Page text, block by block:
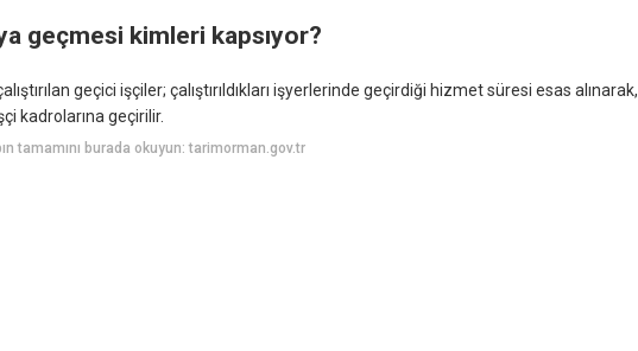
geçmesi kimleri kapsıyor?
geçici işçiler; çalıştırıldıkları işyerlerinde geçirdiği hizmet süresi esas alınarak,
kadrolarına geçirilir.
tamamını burada okuyun: tarimorman.gov.tr